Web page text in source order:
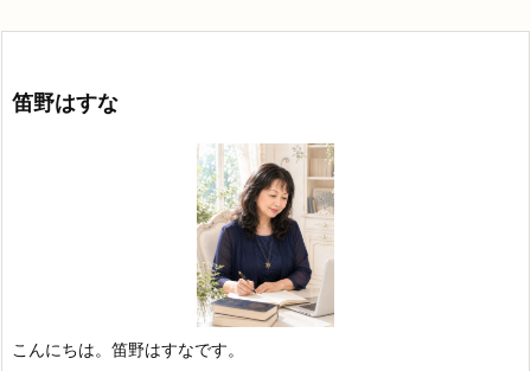
笛野はすな
こんにちは。笛野はすなです。